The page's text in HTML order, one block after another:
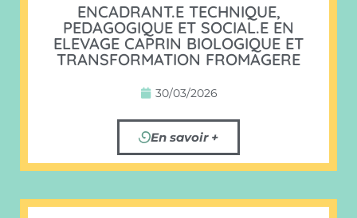
ENCADRANT.E TECHNIQUE,
PEDAGOGIQUE ET SOCIAL.E EN
ELEVAGE CAPRIN BIOLOGIQUE ET
TRANSFORMATION FROMAGERE
30/03/2026
En savoir +